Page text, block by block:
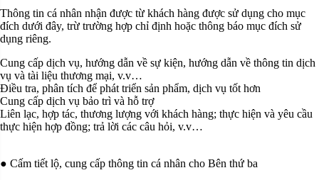
Thông tin cá nhân nhận được từ khách hàng được sử dụng cho mục
đích dưới đây, trừ trường hợp chỉ định hoặc thông báo mục đích sử
dụng riêng.
Cung cấp dịch vụ, hướng dẫn về sự kiện, hướng dẫn về thông tin dịch
vụ và tài liệu thương mại, v.v…
Điều tra, phân tích để phát triển sản phẩm, dịch vụ tốt hơn
Cung cấp dịch vụ bảo trì và hỗ trợ
Liên lạc, hợp tác, thương lượng với khách hàng; thực hiện và yêu cầu
thực hiện hợp đồng; trả lời các câu hỏi, v.v…
● Cấm tiết lộ, cung cấp thông tin cá nhân cho Bên thứ ba